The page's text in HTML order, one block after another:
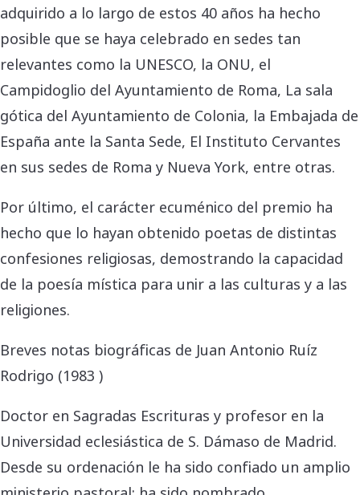
adquirido a lo largo de estos 40 años ha hecho
posible que se haya celebrado en sedes tan
relevantes como la UNESCO, la ONU, el
Campidoglio del Ayuntamiento de Roma, La sala
gótica del Ayuntamiento de Colonia, la Embajada de
España ante la Santa Sede, El Instituto Cervantes
en sus sedes de Roma y Nueva York, entre otras.
Por último, el carácter ecuménico del premio ha
hecho que lo hayan obtenido poetas de distintas
confesiones religiosas, demostrando la capacidad
de la poesía mística para unir a las culturas y a las
religiones.
Breves notas biográficas de Juan Antonio Ruíz
Rodrigo (1983 )
Doctor en Sagradas Escrituras y profesor en la
Universidad eclesiástica de S. Dámaso de Madrid.
Desde su ordenación le ha sido confiado un amplio